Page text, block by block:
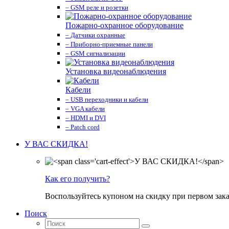
– GSM реле и розетки
Пожарно-охранное оборудование
– Датчики охранные
– Приборно-приемные панели
– GSM сигнализации
Установка видеонаблюдения
Кабели
– USB переходники и кабели
– VGA кабели
– HDMI и DVI
– Patch cord
У ВАС СКИДКА!
Как его получить?
Воспользуйтесь купоном на скидку при первом
Поиск